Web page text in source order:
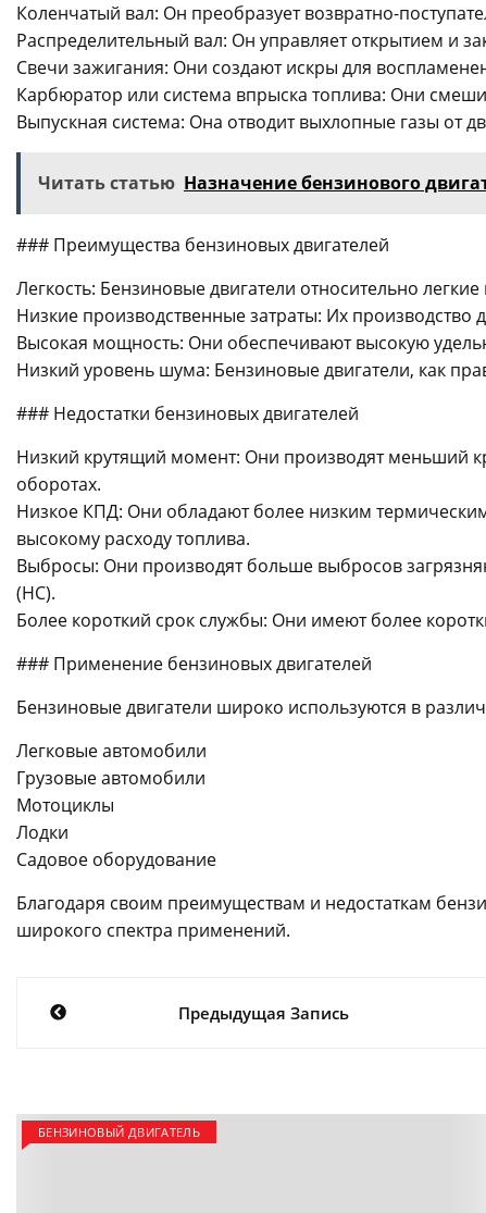
Коленчатый вал: Он преобразует возвратно-
Распределительный вал: Он управляет открытием и
Свечи зажигания: Они создают искры для
Карбюратор или система впрыска топлива: Они
Выпускная система: Она отводит выхлопные газы от
Читать статью Назначение бензинового
### Преимущества бензиновых двигателей
Легкость: Бензиновые двигатели относительно
Низкие производственные затраты: Их производство
Высокая мощность: Они обеспечивают высокую
Низкий уровень шума: Бензиновые двигатели, как
### Недостатки бензиновых двигателей
Низкий крутящий момент: Они производят меньший
оборотах.
Низкое КПД: Они обладают более низким
высокому расходу топлива.
Выбросы: Они производят больше выбросов
(HC).
Более короткий срок службы: Они имеют более
### Применение бензиновых двигателей
Бензиновые двигатели широко используются в
Легковые автомобили
Грузовые автомобили
Мотоциклы
Лодки
Садовое оборудование
Благодаря своим преимуществам и недостаткам
широкого спектра применений.
НавигацияПредыдущая Запись
БЕНЗИНОВЫЙ ДВИГАТЕЛЬ